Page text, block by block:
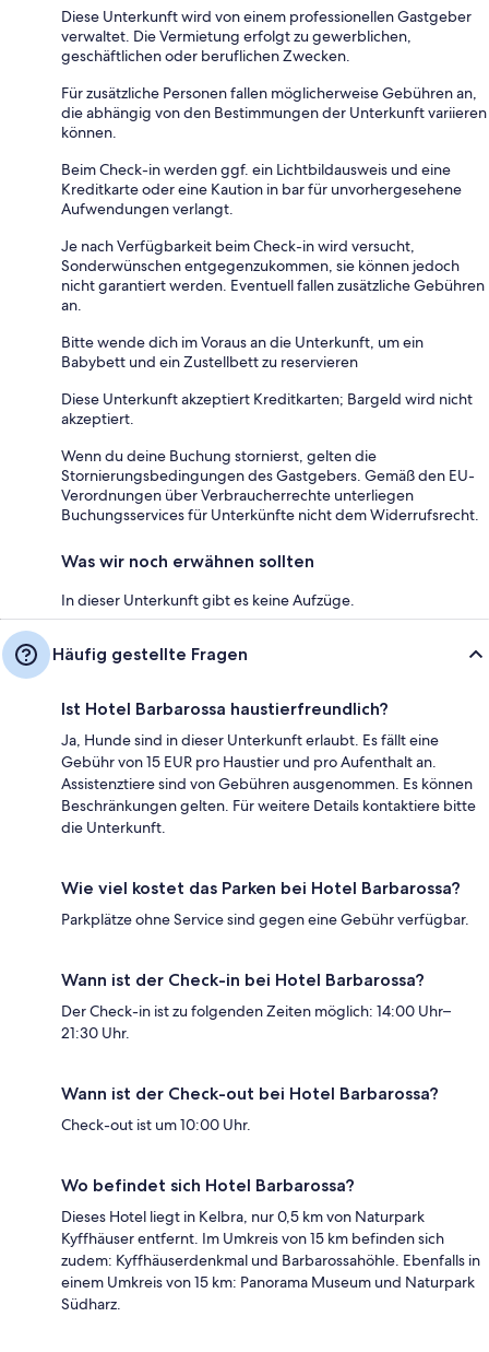
Diese Unterkunft wird von einem professionellen Gastgeber
verwaltet. Die Vermietung erfolgt zu gewerblichen,
geschäftlichen oder beruflichen Zwecken.
Für zusätzliche Personen fallen möglicherweise Gebühren an,
die abhängig von den Bestimmungen der Unterkunft variieren
können.
Beim Check-in werden ggf. ein Lichtbildausweis und eine
Kreditkarte oder eine Kaution in bar für unvorhergesehene
Aufwendungen verlangt.
Je nach Verfügbarkeit beim Check-in wird versucht,
Sonderwünschen entgegenzukommen, sie können jedoch
nicht garantiert werden. Eventuell fallen zusätzliche Gebühren
an.
Bitte wende dich im Voraus an die Unterkunft, um ein
Babybett und ein Zustellbett zu reservieren
Diese Unterkunft akzeptiert Kreditkarten; Bargeld wird nicht
akzeptiert.
Wenn du deine Buchung stornierst, gelten die
Stornierungsbedingungen des Gastgebers. Gemäß den EU-
Verordnungen über Verbraucherrechte unterliegen
Buchungsservices für Unterkünfte nicht dem Widerrufsrecht.
Was wir noch erwähnen sollten
In dieser Unterkunft gibt es keine Aufzüge.
Häufig gestellte Fragen
Ist Hotel Barbarossa haustierfreundlich?
Ja, Hunde sind in dieser Unterkunft erlaubt. Es fällt eine
Gebühr von 15 EUR pro Haustier und pro Aufenthalt an.
Assistenztiere sind von Gebühren ausgenommen. Es können
Beschränkungen gelten. Für weitere Details kontaktiere bitte
die Unterkunft.
Wie viel kostet das Parken bei Hotel Barbarossa?
Parkplätze ohne Service sind gegen eine Gebühr verfügbar.
Wann ist der Check-in bei Hotel Barbarossa?
Der Check-in ist zu folgenden Zeiten möglich: 14:00 Uhr–
21:30 Uhr.
Wann ist der Check-out bei Hotel Barbarossa?
Check-out ist um 10:00 Uhr.
Wo befindet sich Hotel Barbarossa?
Dieses Hotel liegt in Kelbra, nur 0,5 km von Naturpark
Kyffhäuser entfernt. Im Umkreis von 15 km befinden sich
zudem: Kyffhäuserdenkmal und Barbarossahöhle. Ebenfalls in
einem Umkreis von 15 km: Panorama Museum und Naturpark
Südharz.